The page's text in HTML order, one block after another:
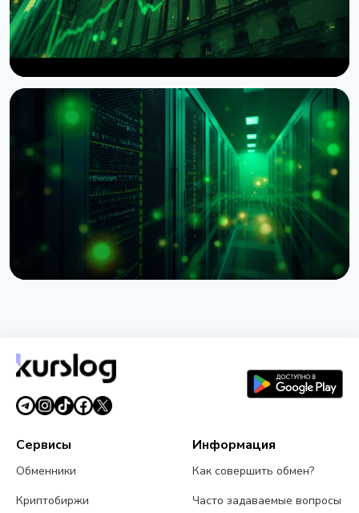
НОВОСТЬ
Wintermute получил статус брокера-дилера в
США
7 августа 2026 г.4 мин чтения
4 августа 2026 г.4 мин чтения
Сервисы
Обменники
Криптобиржи
Информация
Как совершить обмен?
Часто задаваемые вопросы